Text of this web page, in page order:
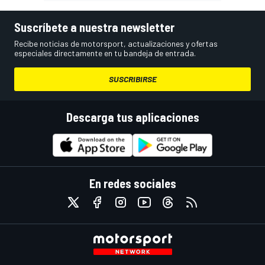
Suscríbete a nuestra newsletter
Recibe noticias de motorsport, actualizaciones y ofertas
especiales directamente en tu bandeja de entrada.
SUSCRIBIRSE
Descarga tus aplicaciones
En redes sociales